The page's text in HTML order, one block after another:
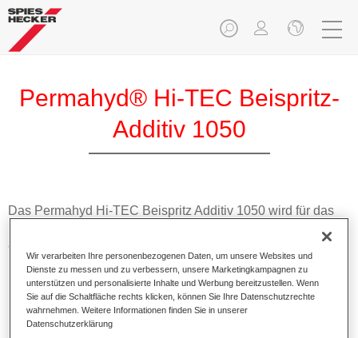
Permahyd® Hi-TEC Beispritz-
Additiv 1050
Das Permahyd Hi-TEC Beispritz Additiv 1050 wird für das
eingesetzt. Es ist besonders für höhere, relative Luftfeuchten
(>30%) und/oder mittlere Temperaturen geeignet.
Produktmerkmale
Ermöglicht eine sichere Verarbeitung bei mittlerer
Wir verarbeiten Ihre personenbezogenen Daten, um unsere Websites und
Dienste zu messen und zu verbessern, unsere Marketingkampagnen zu
unterstützen und personalisierte Inhalte und Werbung bereitzustellen. Wenn
Sie auf die Schaltfläche rechts klicken, können Sie Ihre Datenschutzrechte
wahrnehmen. Weitere Informationen finden Sie in unserer
Datenschutzerklärung